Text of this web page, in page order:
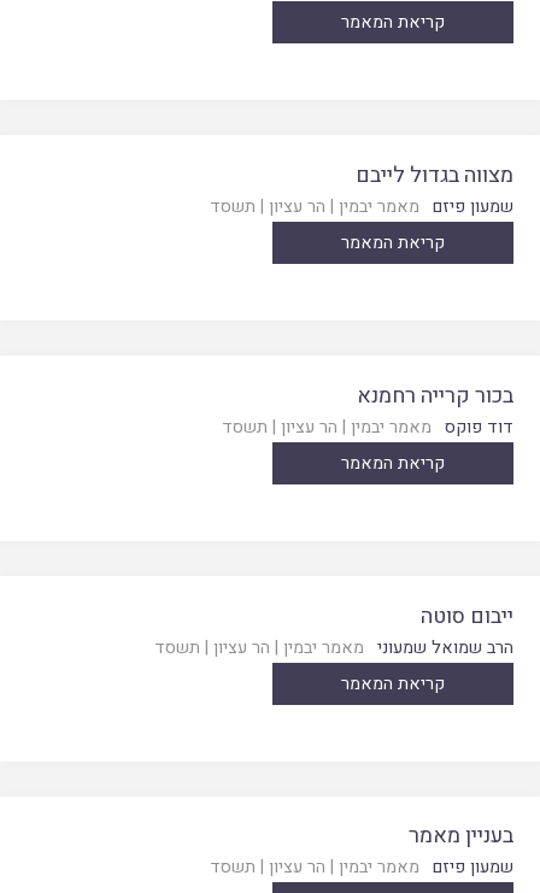
קריאת המאמר
מצווה בגדול לייבם
שמעון פיזם מאמר יבמין | הר עציון | תשסד
קריאת המאמר
בכור קרייה רחמנא
דוד פוקס מאמר יבמין | הר עציון | תשסד
קריאת המאמר
ייבום סוטה
הרב שמואל שמעוני מאמר יבמין | הר עציון | תשסד
קריאת המאמר
בעניין מאמר
שמעון פיזם מאמר יבמין | הר עציון | תשסד